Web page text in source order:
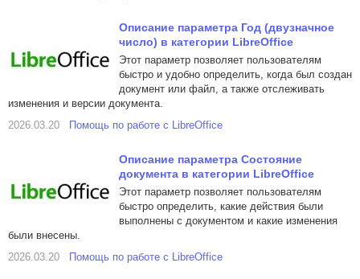
Описание параметра Год (двузначное
число) в категории LibreOffice
Этот параметр позволяет пользователям
быстро и удобно определить, когда был создан
документ или файл, а также отслеживать
изменения и версии документа.
2026.03.20
Помощь по работе с LibreOffice
Описание параметра Состояние
документа в категории LibreOffice
Этот параметр позволяет пользователям
быстро определить, какие действия были
выполнены с документом и какие изменения
были внесены.
2026.03.20
Помощь по работе с LibreOffice